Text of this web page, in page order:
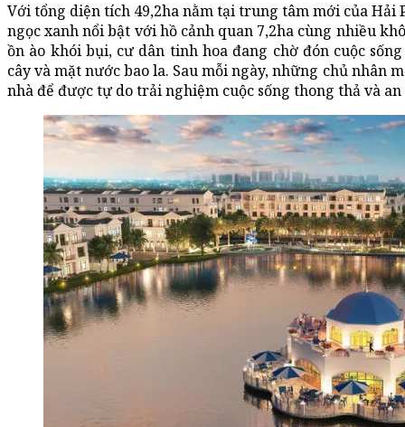
Với tổng diện tích 49,2ha nằm tại trung tâm mới của
ngọc xanh nổi bật với hồ cảnh quan 7,2ha cùng nhiều
ồn ào khói bụi, cư dân tinh hoa đang chờ đón cuộc
cây và mặt nước bao la. Sau mỗi ngày, những chủ nhân
nhà để được tự do trải nghiệm cuộc sống thong thả và